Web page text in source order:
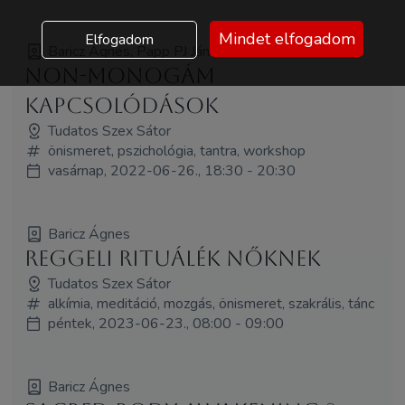
Baricz Ágnes, Papp PJ János
kapcsolódások
Tudatos Szex Sátor
önismeret, pszichológia, tantra, workshop
vasárnap, 2022-06-26., 18:30 - 20:30
Baricz Ágnes
Reggeli Rituálék Nőknek
Tudatos Szex Sátor
alkímia, meditáció, mozgás, önismeret, szakrális, tánc
péntek, 2023-06-23., 08:00 - 09:00
Baricz Ágnes
Elfogadom Mindet elfogadom